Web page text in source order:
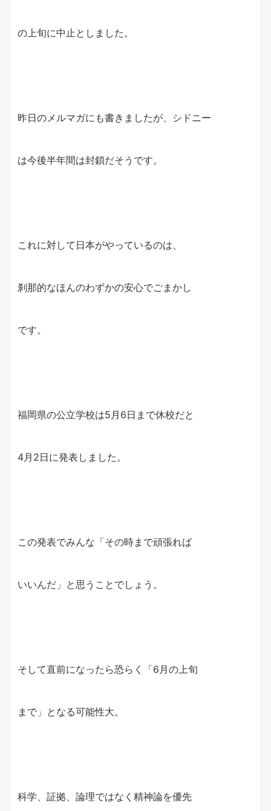
の上旬に中止としました。
昨日のメルマガにも書きましたが、シドニー
は今後半年間は封鎖だそうです。
これに対して日本がやっているのは、
刹那的なほんのわずかの安心でごまかし
です。
福岡県の公立学校は5月6日まで休校だと
4月2日に発表しました。
この発表でみんな「その時まで頑張れば
いいんだ」と思うことでしょう。
そして直前になったら恐らく「6月の上旬
まで」となる可能性大。
科学、証拠、論理ではなく精神論を優先